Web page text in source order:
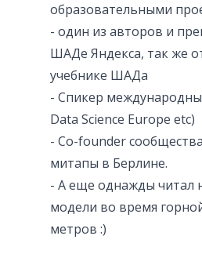
образовательными
- один из авторов и
ШАДе Яндекса, так же
учебнике ШАДа
- Спикер
Data Science Europe etc)
- Co-founder
митапы в Берлине.
- А еще однажды читал
модели во время
метров :)